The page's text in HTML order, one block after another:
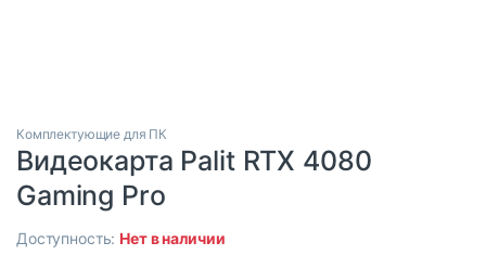
Комплектующие для ПК
Видеокарта Palit RTX 4080
Gaming Pro
Доступность:Нет в наличии